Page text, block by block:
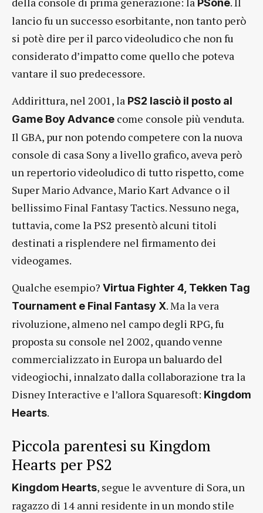
PSone
lancio fu un successo esorbitante, non tanto però
si potè dire per il parco videoludico che non fu
considerato d’impatto come quello che poteva
vantare il suo predecessore.
Addirittura, nel 2001, la PS2 lasciò il posto al
Game BoyAdvance come console più venduta.
Il GBA, pur non potendo competere con la nuova
console di casa Sony a livello grafico, aveva però
un repertorio videoludico di tutto rispetto, come
Super Mario Advance, Mario Kart Advance o il
bellissimo Final Fantasy Tactics. Nessuno nega,
tuttavia, come la PS2 presentò alcuni titoli
destinati a risplendere nel firmamento dei
videogames.
Qualche esempio? Virtua Fighter 4, Tekken Tag
Tournament e Final Fantasy X. Ma la vera
rivoluzione, almeno nel campo degli RPG, fu
proposta su console nel 2002, quando venne
commercializzato in Europa un baluardo del
videogiochi, innalzato dalla collaborazione tra la
Disney Interactive e l’allora Squaresoft: Kingdom
Hearts.
Piccola parentesi su Kingdom
Hearts per PS2
Kingdom Hearts, segue le avventure di Sora, un
ragazzo di 14 anni residente in un mondo stile